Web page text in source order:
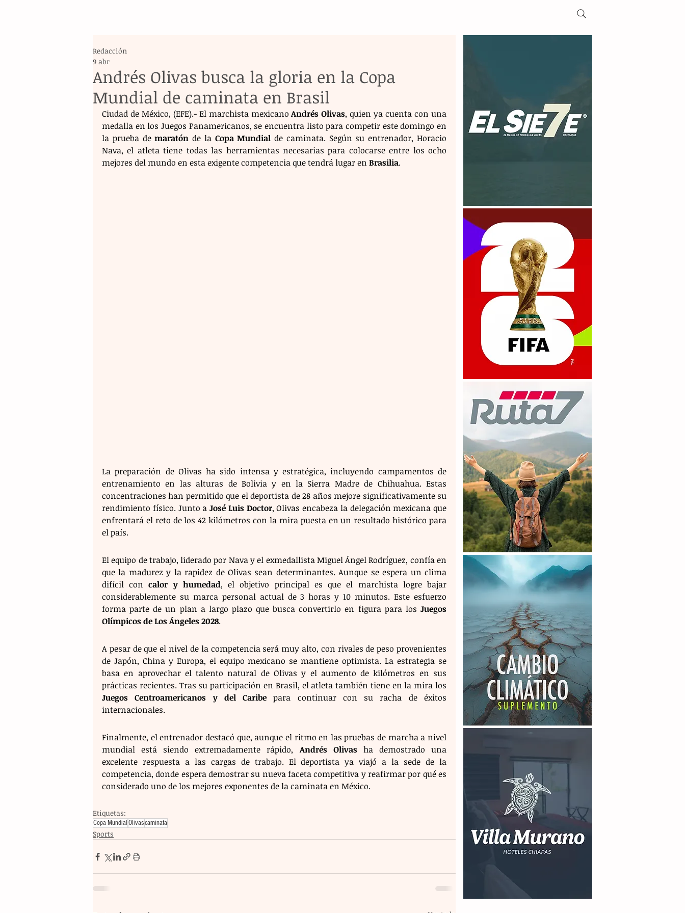
Andrés Olivas busca la gloria en la Copa
Mundial de caminata en Brasil
Redacción
9 abr
Ciudad de México, (EFE).- El marchista mexicano Andrés Olivas, quien ya cuenta con una
medalla en los Juegos Panamericanos, se encuentra listo para competir este domingo en
la prueba de maratón de la Copa Mundial de caminata. Según su entrenador, Horacio
Nava, el atleta tiene todas las herramientas necesarias para colocarse entre los ocho
mejores del mundo en esta exigente competencia que tendrá lugar en Brasilia.
La preparación de Olivas ha sido intensa y estratégica, incluyendo campamentos de
entrenamiento en las alturas de Bolivia y en la Sierra Madre de Chihuahua. Estas
concentraciones han permitido que el deportista de 28 años mejore significativamente su
rendimiento físico. Junto a José Luis Doctor, Olivas encabeza la delegación mexicana que
enfrentará el reto de los 42 kilómetros con la mira puesta en un resultado histórico para
el país.
El equipo de trabajo, liderado por Nava y el exmedallista Miguel Ángel Rodríguez, confía en
que la madurez y la rapidez de Olivas sean determinantes. Aunque se espera un clima
difícil con calor y humedad, el objetivo principal es que el marchista logre bajar
considerablemente su marca personal actual de 3 horas y 10 minutos. Este esfuerzo
forma parte de un plan a largo plazo que busca convertirlo en figura para los Juegos
Olímpicos de Los Ángeles 2028.
A pesar de que el nivel de la competencia será muy alto, con rivales de peso provenientes
de Japón, China y Europa, el equipo mexicano se mantiene optimista. La estrategia se
basa en aprovechar el talento natural de Olivas y el aumento de kilómetros en sus
Juegos Centroamericanos y del Caribe para continuar con su racha de éxitos
internacionales.
Finalmente, el entrenador destacó que, aunque el ritmo en las pruebas de marcha a nivel
mundial está siendo extremadamente rápido, Andrés Olivas ha demostrado una
excelente respuesta a las cargas de trabajo. El deportista ya viajó a la sede de la
competencia, donde espera demostrar su nueva faceta competitiva y reafirmar por qué es
considerado uno de los mejores exponentes de la caminata en México.
Etiquetas:
Copa Mundial Olivascaminata
Sports